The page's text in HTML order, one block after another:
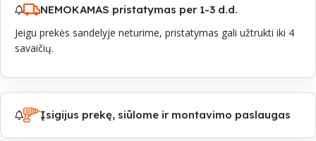
NEMOKAMAS pristatymas per 1-3 d.d.
Jeigu prekės sandelyje neturime, pristatymas gali užtrukti iki 4
savaičių.
Įsigijus prekę, siūlome ir montavimo paslaugas